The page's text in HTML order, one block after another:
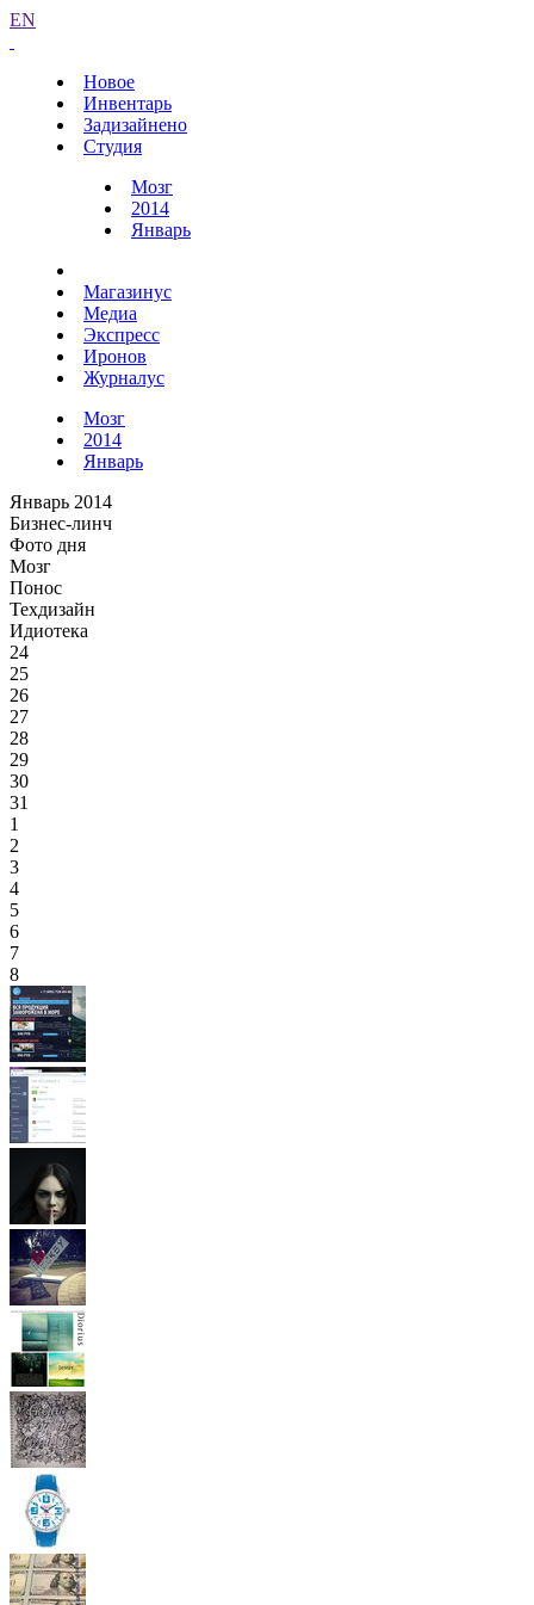
EN
Новое
Инвентарь
Задизайнено
Студия
Мозг
2014
Январь
Магазинус
Медиа
Экспресс
Иронов
Журналус
Мозг
2014
Январь
Январь 2014
Бизнес-линч
Фото дня
Мозг
Понос
Техдизайн
Идиотека
24
25
26
27
28
29
30
31
1
2
3
4
5
6
7
8